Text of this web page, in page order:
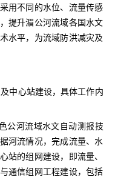
用不同的水位、流量传感
提升湄公河流域各国水文
水平，为流域防洪减灾及
中心站建设，具体工作内
公河流域水文自动测报技
河流情况，完成流量、水
站的组网建设，即流量、
通信组网工程建设，包括